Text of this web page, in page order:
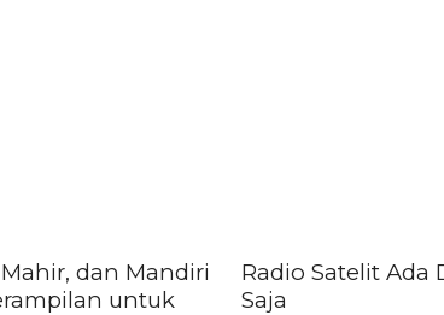
dan Mandiri
untuk
Radio Satelit Ada
Saja